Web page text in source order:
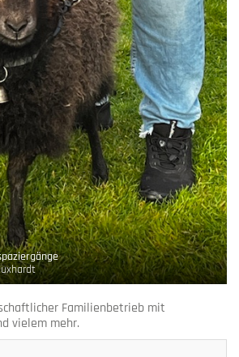
Familienbetrieb mit
vielem mehr.